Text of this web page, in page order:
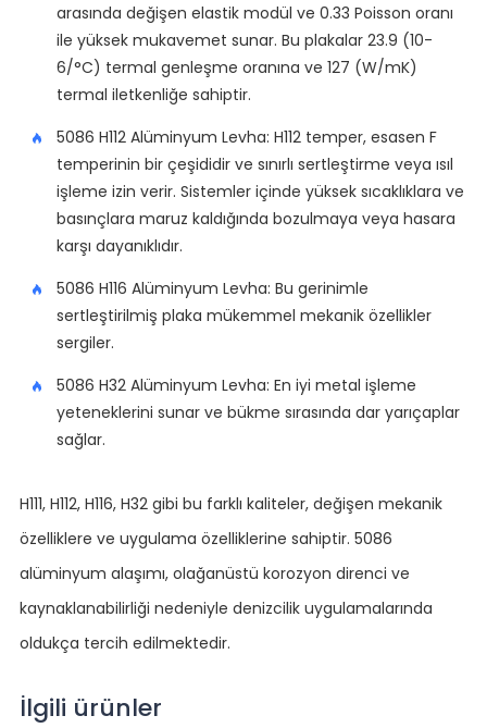
arasında değişen elastik modül ve 0.33 Poisson oranı
ile yüksek mukavemet sunar. Bu plakalar 23.9 (10-
6/°C) termal genleşme oranına ve 127 (W/mK)
termal iletkenliğe sahiptir.
5086 H112 Alüminyum Levha: H112 temper, esasen F
temperinin bir çeşididir ve sınırlı sertleştirme veya ısıl
işleme izin verir. Sistemler içinde yüksek sıcaklıklara ve
basınçlara maruz kaldığında bozulmaya veya hasara
karşı dayanıklıdır.
5086 H116 Alüminyum Levha: Bu gerinimle
sertleştirilmiş plaka mükemmel mekanik özellikler
sergiler.
5086 H32 Alüminyum Levha: En iyi metal işleme
yeteneklerini sunar ve bükme sırasında dar yarıçaplar
sağlar.
H111, H112, H116, H32 gibi bu farklı kaliteler, değişen mekanik
özelliklere ve uygulama özelliklerine sahiptir. 5086
alüminyum alaşımı, olağanüstü korozyon direnci ve
kaynaklanabilirliği nedeniyle denizcilik uygulamalarında
oldukça tercih edilmektedir.
İlgili ürünler